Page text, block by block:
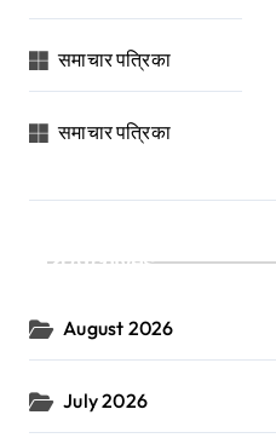
समाचार पत्रिका
समाचार पत्रिका
Archives
August 2026
July 2026